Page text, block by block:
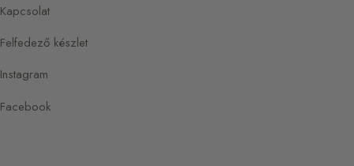
Kapcsolat
Felfedező készlet
Instagram
Facebook